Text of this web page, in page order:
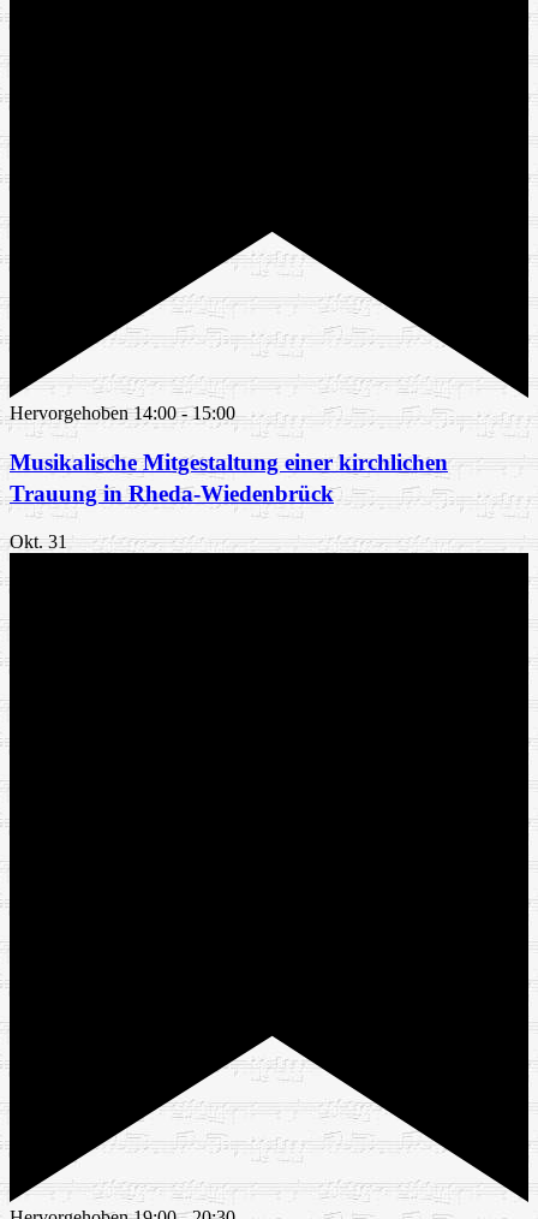
Hervorgehoben 14:00-15:00
Musikalische Mitgestaltung einer kirchlichen
Trauung in Rheda-Wiedenbrück
Okt.31